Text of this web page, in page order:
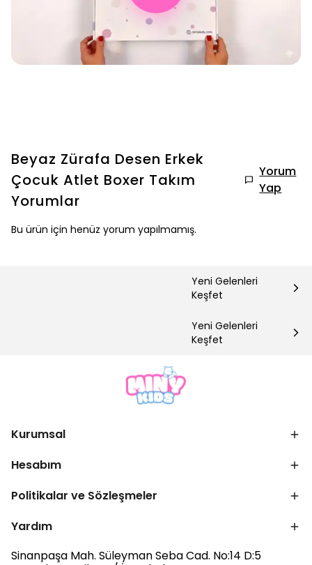
Beyaz Zürafa Desen Erkek
Çocuk Atlet Boxer Takım
Yorumlar
Yorum
Yap
Bu ürün için henüz yorum yapılmamış.
Yeni Gelenleri
Keşfet
Yeni Gelenleri
Keşfet
Kurumsal
Hesabım
Politikalar ve Sözleşmeler
Yardım
Sinanpaşa Mah. Süleyman Seba Cad. No:14 D:5